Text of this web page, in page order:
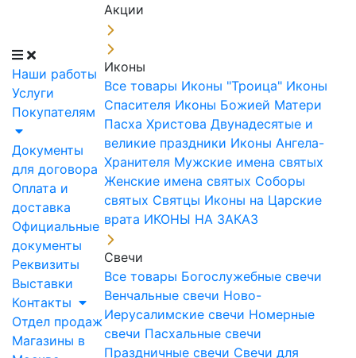
Наши работы
Услуги
Покупателям
Документы
для договора
Оплата и
доставка
Официальные
документы
Реквизиты
Выставки
Контакты
Отдел продаж
Магазины в
Акции
Иконы
Все товары Иконы "Троица" Иконы
Спасителя Иконы Божией Матери
Пасха Христова Двунадесятые и
великие праздники Иконы Ангела-
Хранителя Мужские имена святых
Женские имена святых Соборы
святых Святцы Иконы на Царские
врата ИКОНЫ НА ЗАКАЗ
Свечи
Все товары Богослужебные свечи
Венчальные свечи Ново-
Иерусалимские свечи Номерные
свечи Пасхальные свечи
Праздничные свечи Свечи для